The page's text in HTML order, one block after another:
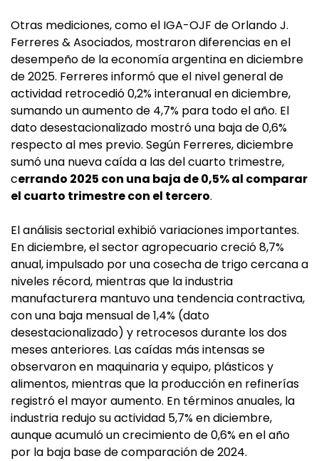
Otras mediciones, como el IGA-OJF de Orlando J.
Ferreres & Asociados, mostraron diferencias en el
desempeño de la economía argentina en diciembre
de 2025. Ferreres informó que el nivel general de
actividad retrocedió 0,2% interanual en diciembre,
sumando un aumento de 4,7% para todo el año. El
dato desestacionalizado mostró una baja de 0,6%
respecto al mes previo. Según Ferreres, diciembre
sumó una nueva caída a las del cuarto trimestre,
cerrando 2025 con una baja de 0,5% al comparar
el cuarto trimestre con el tercero.
El análisis sectorial exhibió variaciones importantes.
En diciembre, el sector agropecuario creció 8,7%
anual, impulsado por una cosecha de trigo cercana a
niveles récord, mientras que la industria
manufacturera mantuvo una tendencia contractiva,
con una baja mensual de 1,4% (dato
desestacionalizado) y retrocesos durante los dos
meses anteriores. Las caídas más intensas se
observaron en maquinaria y equipo, plásticos y
alimentos, mientras que la producción en refinerías
registró el mayor aumento. En términos anuales, la
industria redujo su actividad 5,7% en diciembre,
aunque acumuló un crecimiento de 0,6% en el año
por la baja base de comparación de 2024.